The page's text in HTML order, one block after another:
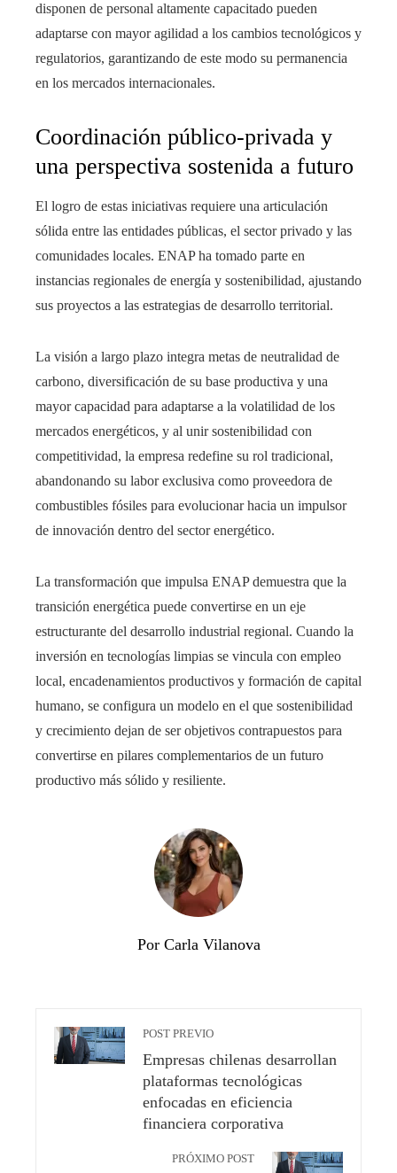
disponen de personal altamente capacitado pueden
adaptarse con mayor agilidad a los cambios tecnológicos y
regulatorios, garantizando de este modo su permanencia
en los mercados internacionales.
Coordinación público-privada y
una perspectiva sostenida a futuro
El logro de estas iniciativas requiere una articulación
sólida entre las entidades públicas, el sector privado y las
comunidades locales. ENAP ha tomado parte en
instancias regionales de energía y sostenibilidad, ajustando
sus proyectos a las estrategias de desarrollo territorial.
La visión a largo plazo integra metas de neutralidad de
carbono, diversificación de su base productiva y una
mayor capacidad para adaptarse a la volatilidad de los
mercados energéticos, y al unir sostenibilidad con
competitividad, la empresa redefine su rol tradicional,
abandonando su labor exclusiva como proveedora de
combustibles fósiles para evolucionar hacia un impulsor
de innovación dentro del sector energético.
La transformación que impulsa ENAP demuestra que la
transición energética puede convertirse en un eje
estructurante del desarrollo industrial regional. Cuando la
inversión en tecnologías limpias se vincula con empleo
local, encadenamientos productivos y formación de capital
humano, se configura un modelo en el que sostenibilidad
y crecimiento dejan de ser objetivos contrapuestos para
convertirse en pilares complementarios de un futuro
productivo más sólido y resiliente.
Por Carla Vilanova
POST PREVIO
Empresas chilenas desarrollan
plataformas tecnológicas
enfocadas en eficiencia
financiera corporativa
PRÓXIMO POST